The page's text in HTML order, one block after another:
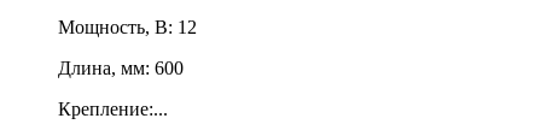
Мощность, В: 12
Длина, мм: 600
Крепление:...